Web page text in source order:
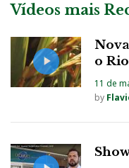
Vídeos mais
o
11 de
by